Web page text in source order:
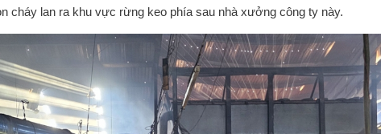
cháy lan ra khu vực rừng keo phía sau nhà xưởng công ty này.